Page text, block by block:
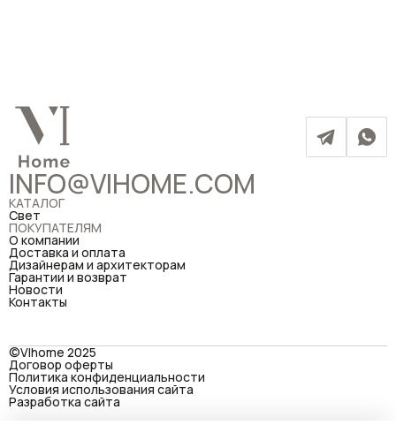
INFO@VIHOME.COM
КАТАЛОГ
Свет
ПОКУПАТЕЛЯМ
О компании
Доставка и оплата
Дизайнерам и архитекторам
Гарантии и возврат
Новости
Контакты
©VIhome 2025
Договор оферты
Политика конфиденциальности
Условия использования сайта
Разработка сайта